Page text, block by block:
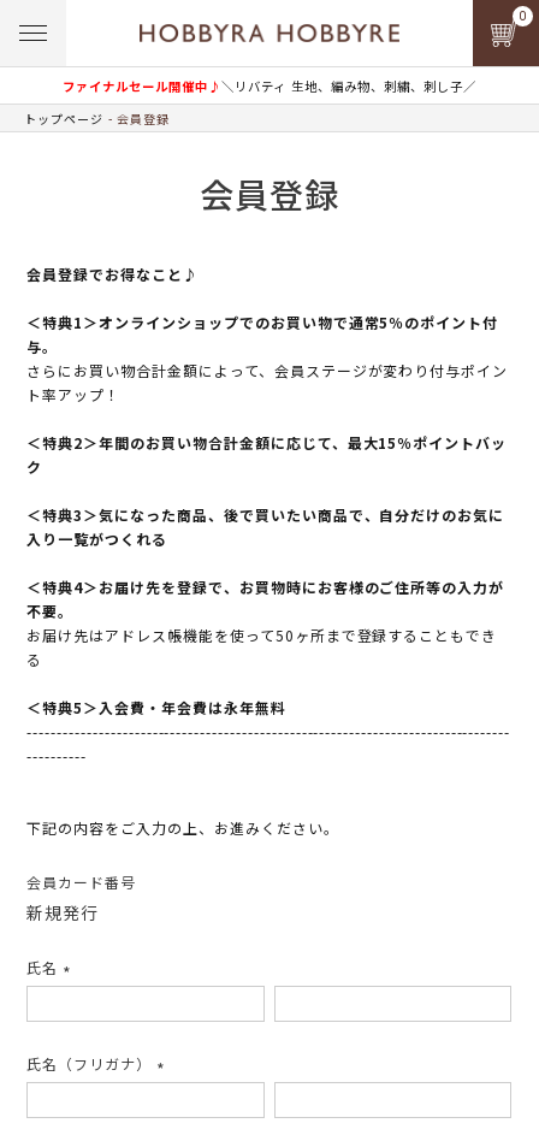
ファイナルセール開催中♪＼リバティ 生地、編み物、刺繍、刺し子／
0
トップページ 会員登録
会員登録
会員登録でお得なこと♪
＜特典1＞オンラインショップでのお買い物で通常5％のポイント付
与。
さらにお買い物合計金額によって、会員ステージが変わり付与ポイン
ト率アップ！
＜特典2＞年間のお買い物合計金額に応じて、最大15％ポイントバッ
ク
＜特典3＞気になった商品、後で買いたい商品で、自分だけのお気に
入り一覧がつくれる
＜特典4＞お届け先を登録で、お買物時にお客様のご住所等の入力が
不要。
お届け先はアドレス帳機能を使って50ヶ所まで登録することもでき
る
＜特典5＞入会費・年会費は永年無料
---------------------------------------------------------------------------------
----------
下記の内容をご入力の上、お進みください。
会員カード番号
新規発行
氏名
須)
氏名（フリガナ）
須)